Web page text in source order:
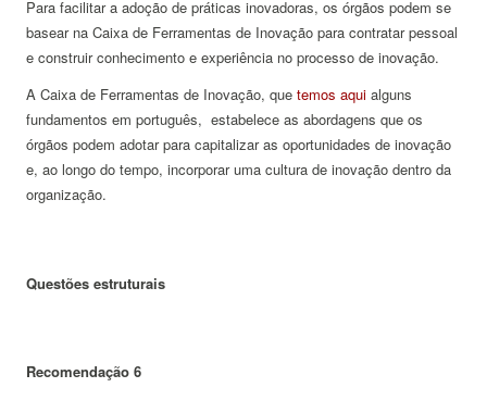
Para facilitar a adoção de práticas inovadoras, os órgãos podem se
basear na Caixa de Ferramentas de Inovação para contratar pessoal
e construir conhecimento e experiência no processo de inovação.
A Caixa de Ferramentas de Inovação, que temos aqui alguns
fundamentos em português, estabelece as abordagens que os
órgãos podem adotar para capitalizar as oportunidades de inovação
e, ao longo do tempo, incorporar uma cultura de inovação dentro da
organização.
Questões estruturais
Recomendação 6